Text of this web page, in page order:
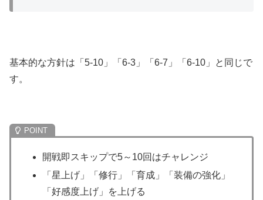
基本的な方針は「5-10」「6-3」「6-7」「6-10」と同じで
す。
開戦即スキップで5～10回はチャレンジ
「星上げ」「修行」「育成」「装備の強化」
「好感度上げ」を上げる